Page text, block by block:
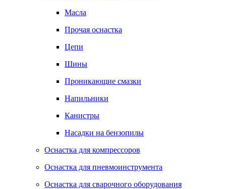
Масла
Прочая оснастка
Цепи
Шины
Проникающие смазки
Напильники
Канистры
Насадки на бензопилы
Оснастка для компрессоров
Оснастка для пневмоинструмента
Оснастка для сварочного оборудования